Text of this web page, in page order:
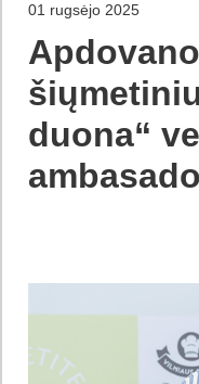
01 rugsėjo 2025
duona“